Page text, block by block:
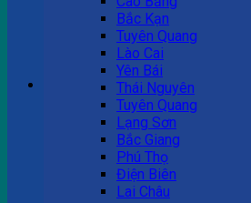
Hotline hỗ trợ
0983 863 488
Giỏ hàng
Chưa có sản phẩm trong giỏ hàng.
Bắc Kạn
Tuyên Quang
Lào Cai
Yên Bái
Thái Nguyên
Tuyên Quang
Lạng Sơn
Bắc Giang
Phú Thọ
Điện Biên
Lai Châu